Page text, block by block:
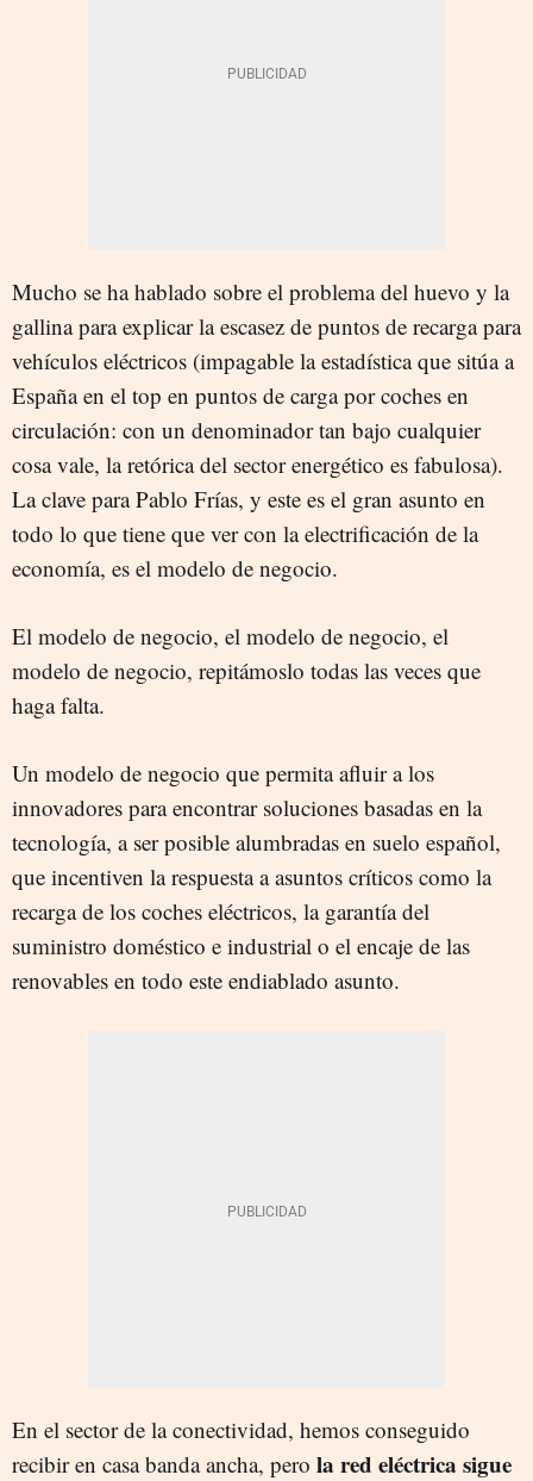
Mucho se ha hablado sobre el problema del huevo y la
gallina para explicar la escasez de puntos de recarga para
vehículos eléctricos (impagable la estadística que sitúa a
España en el top en puntos de carga por coches en
circulación: con un denominador tan bajo cualquier
cosa vale, la retórica del sector energético es fabulosa).
La clave para Pablo Frías, y este es el gran asunto en
todo lo que tiene que ver con la electrificación de la
economía, es el modelo de negocio.
El modelo de negocio, el modelo de negocio, el
modelo de negocio, repitámoslo todas las veces que
haga falta.
Un modelo de negocio que permita afluir a los
innovadores para encontrar soluciones basadas en la
tecnología, a ser posible alumbradas en suelo español,
que incentiven la respuesta a asuntos críticos como la
recarga de los coches eléctricos, la garantía del
suministro doméstico e industrial o el encaje de las
renovables en todo este endiablado asunto.
En el sector de la conectividad, hemos conseguido
recibir en casa banda ancha, pero la red eléctrica sigue